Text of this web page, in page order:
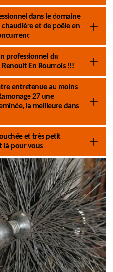
dans le domaine
et de poêle en
professionnel du
En Roumois !!!
entretenue au moins
27 une
la meilleure dans
et très petit
là pour vous